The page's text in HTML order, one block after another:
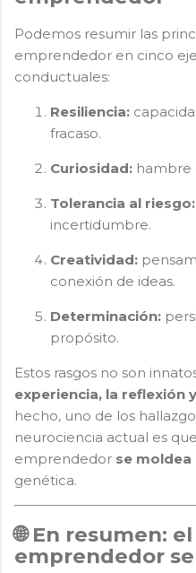
Podemos resumir las
emprendedor en cinco
conductuales:
Resiliencia:
fracaso.
Curiosidad: hambre
Tolerancia al riesgo:
incertidumbre.
Creatividad:
conexión de ideas.
Determinación:
propósito.
Estos rasgos no son
experiencia, la reflexión
hecho, uno de los
neurociencia actual es
emprendedor se moldea
genética.
🌐 En resumen:
emprendedor